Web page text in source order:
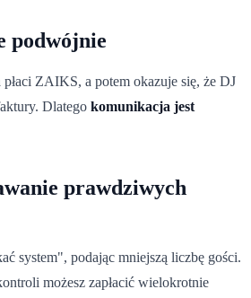
podwójnie
płaci ZAIKS, a potem okazuje się, że DJ
Dlatego komunikacja jest
prawdziwych
system", podając mniejszą liczbę gości.
możesz zapłacić wielokrotnie